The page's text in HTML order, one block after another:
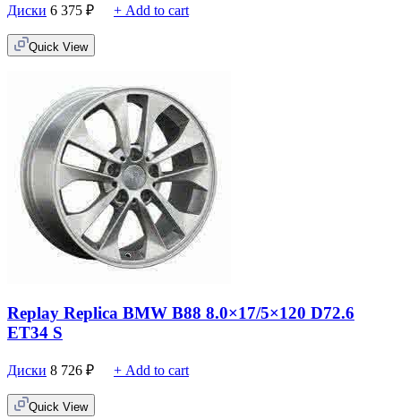
Диски 6 375 ₽ + Add to cart
Quick View
Replay Replica BMW B88 8.0×17/5×120 D72.6
ET34 S
Диски 8 726 ₽ + Add to cart
Quick View